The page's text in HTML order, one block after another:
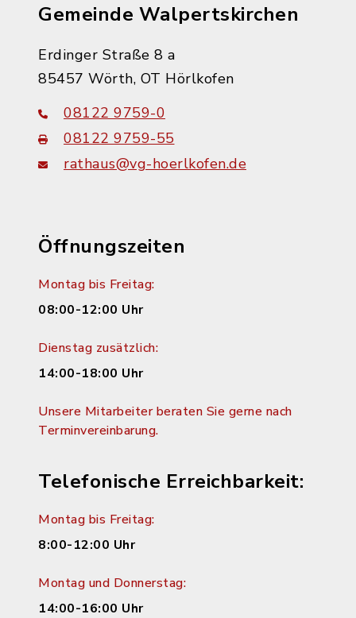
Gemeinde Walpertskirchen
Erdinger Straße 8 a
85457 Wörth, OT Hörlkofen
08122 9759-0
08122 9759-55
rathaus@vg-hoerlkofen.de
Öffnungszeiten
Montag bis Freitag:
08:00-12:00 Uhr
Dienstag zusätzlich:
14:00-18:00 Uhr
Unsere Mitarbeiter beraten Sie gerne nach
Terminvereinbarung.
Telefonische Erreichbarkeit:
Montag bis Freitag:
8:00-12:00 Uhr
Montag und Donnerstag:
14:00-16:00 Uhr